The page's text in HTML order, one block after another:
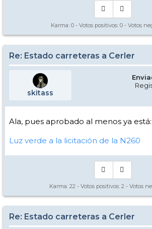
Karma: 0 - Votos positivos: 0 - Votos
Re: Estado carreteras a Cerler
skitass
Ala, pues aprobado al menos ya está:
Luz verde a la licitación de la N260
Karma: 22 - Votos positivos: 2 - Votos
Re: Estado carreteras a Cerler